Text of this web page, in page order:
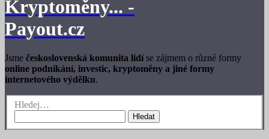
Jsme československá komunita lidíse zájmem o různé formy
online podnikání, investic, kryptoměny a jiné formy
internetového výdělku.
Hledej…
Hledat